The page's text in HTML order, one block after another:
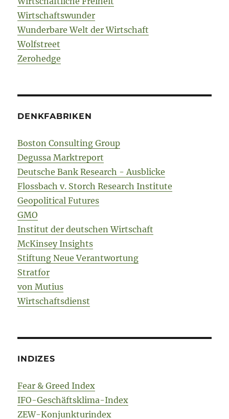
Wirtschaftswunder
Wunderbare Welt der Wirtschaft
Wolfstreet
Zerohedge
DENKFABRIKEN
Boston Consulting Group
Degussa Marktreport
Deutsche Bank Research - Ausblicke
Flossbach v. Storch Research Institute
Geopolitical Futures
GMO
Institut der deutschen Wirtschaft
McKinsey Insights
Stiftung Neue Verantwortung
Stratfor
von Mutius
Wirtschaftsdienst
INDIZES
Fear & Greed Index
IFO-Geschäftsklima-Index
ZEW-Konjunkturindex